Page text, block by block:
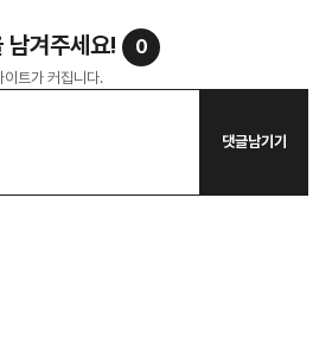
남겨주세요! 0
트가 커집니다.
댓글남기기